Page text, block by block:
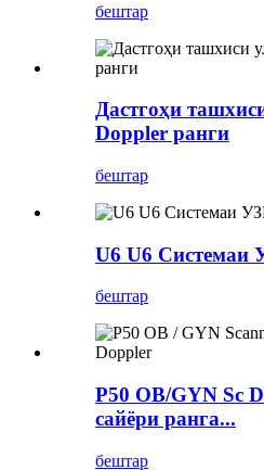
бештар
Дастгоҳи
Doppler ранги
бештар
U6 U6 Системаи
бештар
P50 OB/GYN Sc
сайёри ранга...
бештар